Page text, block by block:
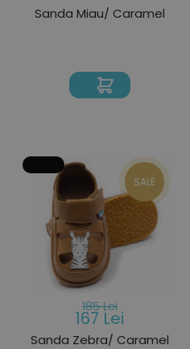
Sanda Miau/ Caramel
SALE
185 Lei
167 Lei
Sanda Zebra/ Caramel